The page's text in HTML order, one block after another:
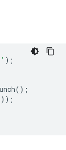
);
();